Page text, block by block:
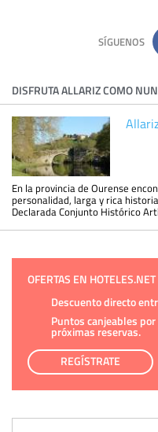
adicional y detallada
política de privacidad
SÍGUENOS
DISFRUTA ALLARIZ COMO
En la provincia de Ourense
personalidad, larga y rica
Declarada Conjunto Histórico
OFERTAS EN HOTELES.NET
Descuento directo
Puntos canjeables
próximas reservas.
REGÍSTRATE